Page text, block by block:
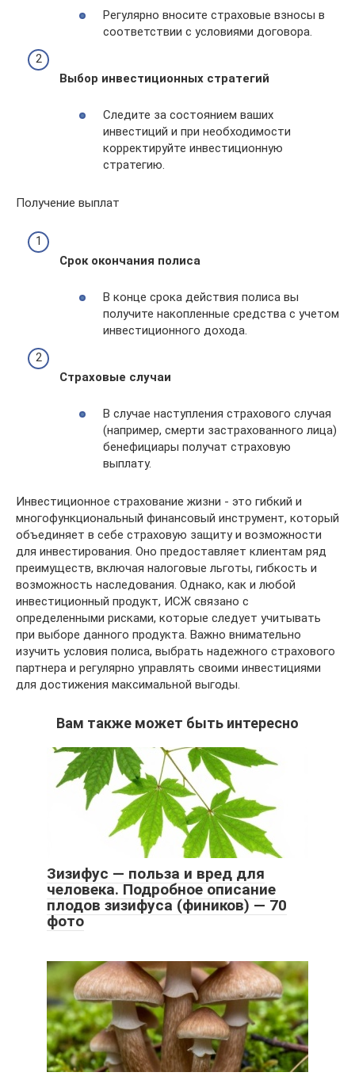
Регулярно вносите страховые взносы в
соответствии с условиями договора.
Выбор инвестиционных стратегий
Следите за состоянием ваших
инвестиций и при необходимости
корректируйте инвестиционную
стратегию.
Получение выплат
Срок окончания полиса
В конце срока действия полиса вы
получите накопленные средства с учетом
инвестиционного дохода.
Страховые случаи
В случае наступления страхового случая
(например, смерти застрахованного лица)
бенефициары получат страховую
выплату.
Инвестиционное страхование жизни - это гибкий и
многофункциональный финансовый инструмент, который
объединяет в себе страховую защиту и возможности
для инвестирования. Оно предоставляет клиентам ряд
преимуществ, включая налоговые льготы, гибкость и
возможность наследования. Однако, как и любой
инвестиционный продукт, ИСЖ связано с
определенными рисками, которые следует учитывать
при выборе данного продукта. Важно внимательно
изучить условия полиса, выбрать надежного страхового
партнера и регулярно управлять своими инвестициями
для достижения максимальной выгоды.
Вам также может быть интересно
Зизифус — польза и вред для
человека. Подробное описание
плодов зизифуса (фиников) — 70
фото